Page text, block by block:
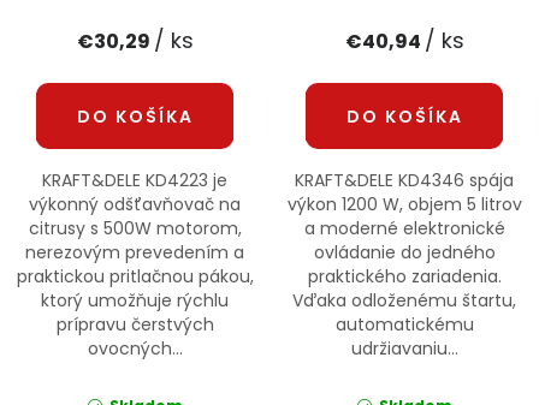
€30,29 / ks
DO KOŠÍKA
KRAFT&DELE KD4223 je
výkonný odšťavňovač na
citrusy s 500W motorom,
nerezovým prevedením a
praktickou pritlačnou pákou,
ktorý umožňuje rýchlu
prípravu čerstvých
ovocných...
€40,94 / ks
DO KOŠÍKA
KRAFT&DELE KD4346 spája
výkon 1200 W, objem 5 litrov
a moderné elektronické
ovládanie do jedného
praktického zariadenia.
Vďaka odloženému štartu,
automatickému
udržiavaniu...